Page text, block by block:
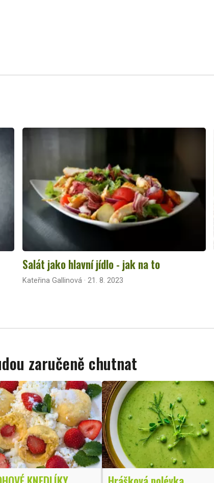
Salát jako hlavní jídlo - jak na to
Kateřina Gallinová · 21. 8. 2023
zaručeně chutnat